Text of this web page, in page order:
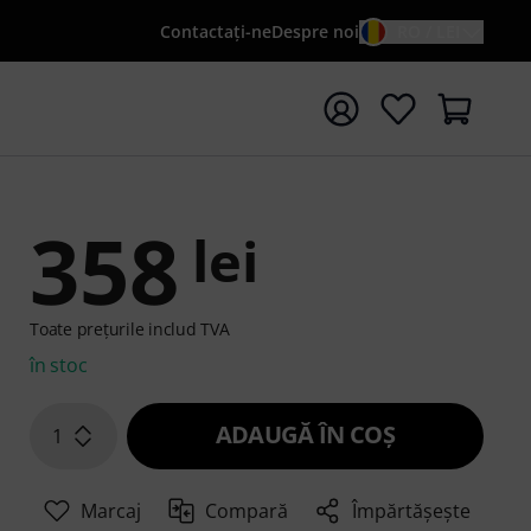
Contactaţi-neDespre noi
căutarea cu termenul de căutare {searchTerm}
358 lei
Toate prețurile includ TVA
în stoc
1 ADAUGĂ ÎN COŞ
Marcaj Compară Împărtășește